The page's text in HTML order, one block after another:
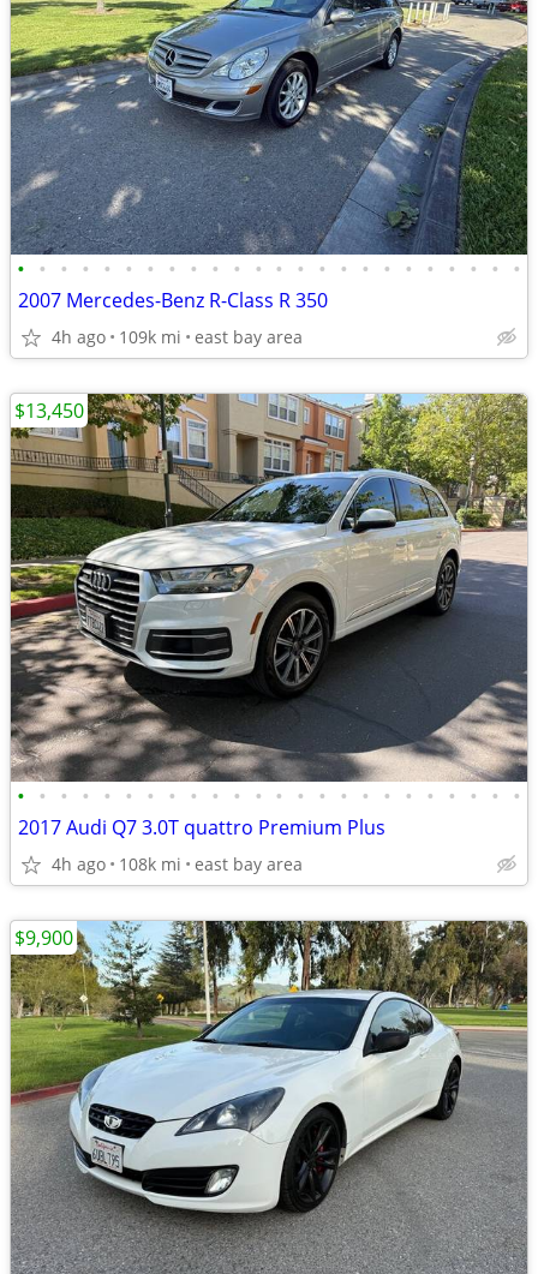
• • • • • • • • • • • • • • • • • • • • • • • •
2007 Mercedes-Benz R-Class R 350
4h ago 109k mi east bay area
• • • • • • • • • • • • • • • • • • • • • • • •
2017 Audi Q7 3.0T quattro Premium Plus
4h ago 108k mi east bay area
$13,450
$9,900